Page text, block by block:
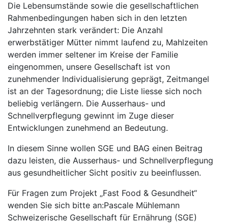
Die Lebensumstände sowie die gesellschaftlichen
Rahmenbedingungen haben sich in den letzten
Jahrzehnten stark verändert: Die Anzahl
erwerbstätiger Mütter nimmt laufend zu, Mahlzeiten
werden immer seltener im Kreise der Familie
eingenommen, unsere Gesellschaft ist von
zunehmender Individualisierung geprägt, Zeitmangel
ist an der Tagesordnung; die Liste liesse sich noch
beliebig verlängern. Die Ausserhaus- und
Schnellverpflegung gewinnt im Zuge dieser
Entwicklungen zunehmend an Bedeutung.
In diesem Sinne wollen SGE und BAG einen Beitrag
dazu leisten, die Ausserhaus- und Schnellverpflegung
aus gesundheitlicher Sicht positiv zu beeinflussen.
Für Fragen zum Projekt „Fast Food & Gesundheit“
wenden Sie sich bitte an:Pascale Mühlemann
Schweizerische Gesellschaft für Ernährung (SGE)